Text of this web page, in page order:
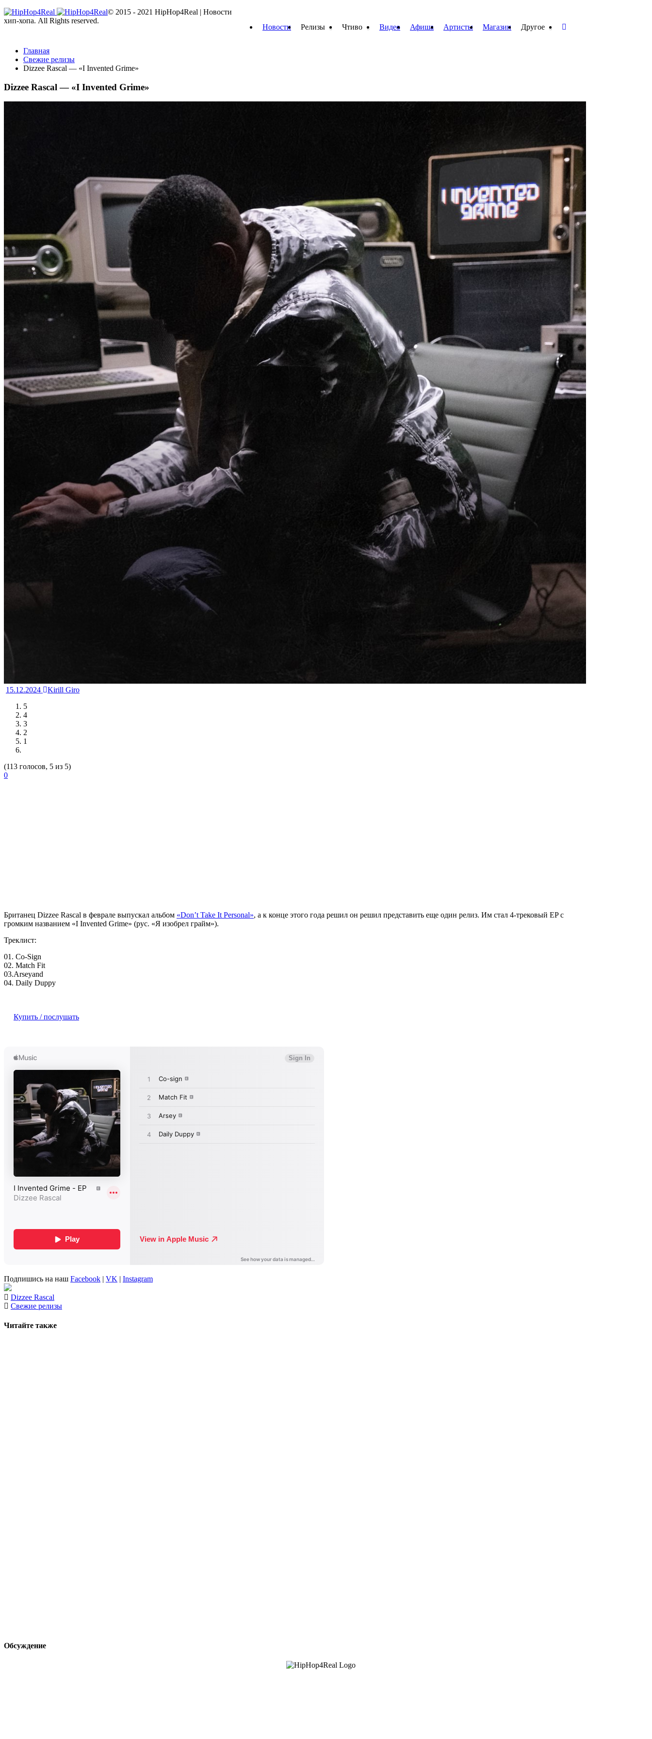
Новости Релизы Чтиво Видео Афиша Артисты Магазин Другое
Главная
Свежие релизы
Dizzee Rascal — «I Invented Grime»
Dizzee Rascal — «I Invented Grime»
15.12.2024
Kirill Giro
5
4
3
2
1
(113 голосов, 5 из 5)
0
Британец Dizzee Rascal в феврале выпускал альбом «Don’t Take It Personal», а к конце этого года решил он решил представить еще один релиз. Им стал 4-трековый EP с
громким названием «I Invented Grime» (рус. «Я изобрел грайм»).
Треклист:
01. Co-Sign
02. Match Fit
03.Arseyand
04. Daily Duppy
Купить / послушать
Подпишись на наш Facebook | VK | Instagram
Dizzee Rascal
Свежие релизы
Читайте также
Обсуждение
© 2015 - 2021 HipHop4Real | Новости
хип-хопа. All Rights reserved.